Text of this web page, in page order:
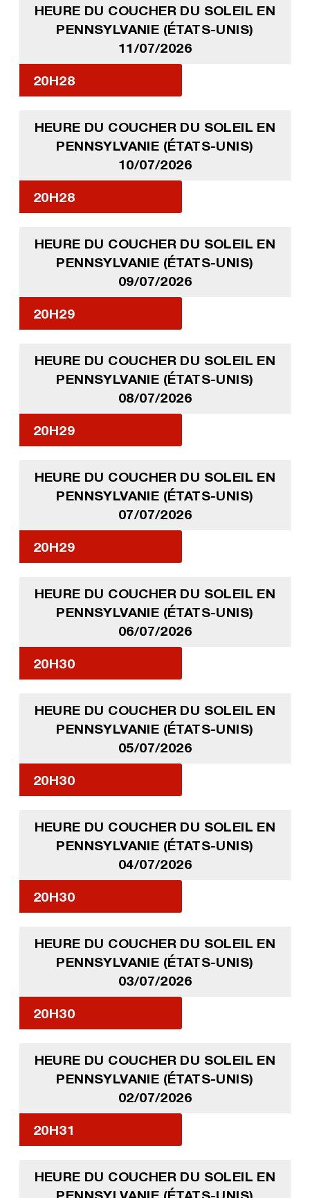
HEURE DU COUCHER DU SOLEIL EN
PENNSYLVANIE (ÉTATS-UNIS)
11/07/2026
20H28
HEURE DU COUCHER DU SOLEIL EN
PENNSYLVANIE (ÉTATS-UNIS)
10/07/2026
20H28
HEURE DU COUCHER DU SOLEIL EN
PENNSYLVANIE (ÉTATS-UNIS)
09/07/2026
20H29
HEURE DU COUCHER DU SOLEIL EN
PENNSYLVANIE (ÉTATS-UNIS)
08/07/2026
20H29
HEURE DU COUCHER DU SOLEIL EN
PENNSYLVANIE (ÉTATS-UNIS)
07/07/2026
20H29
HEURE DU COUCHER DU SOLEIL EN
PENNSYLVANIE (ÉTATS-UNIS)
06/07/2026
20H30
HEURE DU COUCHER DU SOLEIL EN
PENNSYLVANIE (ÉTATS-UNIS)
05/07/2026
20H30
HEURE DU COUCHER DU SOLEIL EN
PENNSYLVANIE (ÉTATS-UNIS)
04/07/2026
20H30
HEURE DU COUCHER DU SOLEIL EN
PENNSYLVANIE (ÉTATS-UNIS)
03/07/2026
20H30
HEURE DU COUCHER DU SOLEIL EN
PENNSYLVANIE (ÉTATS-UNIS)
02/07/2026
20H31
HEURE DU COUCHER DU SOLEIL EN